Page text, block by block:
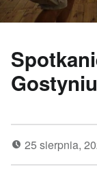
Gostyniu
25 sierpnia,